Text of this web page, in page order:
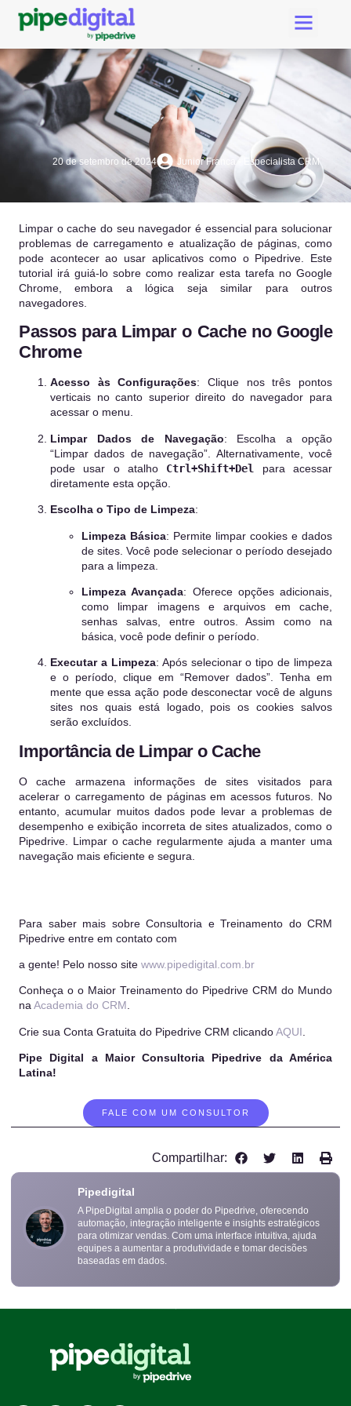
20 de setembro de 2024 Junior Franca - Especialista CRM
Limpar o cache do seu navegador é essencial para solucionar
problemas de carregamento e atualização de páginas, como
pode acontecer ao usar aplicativos como o Pipedrive. Este
tutorial irá guiá-lo sobre como realizar esta tarefa no Google
Chrome, embora a lógica seja similar para outros
navegadores.
Passos para Limpar o Cache no Google
Chrome
Acesso às Configurações: Clique nos três pontos
verticais no canto superior direito do navegador para
acessar o menu.
Limpar Dados de Navegação: Escolha a opção
“Limpar dados de navegação”. Alternativamente, você
pode usar o atalho Ctrl+Shift+Del
para acessar
diretamente esta opção.
Escolha o Tipo de Limpeza:
Limpeza Básica: Permite limpar cookies e dados
de sites. Você pode selecionar o período desejado
para a limpeza.
Limpeza Avançada: Oferece opções adicionais,
como limpar imagens e arquivos em cache,
senhas salvas, entre outros. Assim como na
básica, você pode definir o período.
Executar a Limpeza: Após selecionar o tipo de limpeza
e o período, clique em “Remover dados”. Tenha em
mente que essa ação pode desconectar você de alguns
sites nos quais está logado, pois os cookies salvos
serão excluídos.
Importância de Limpar o Cache
O cache armazena informações de sites visitados para
acelerar o carregamento de páginas em acessos futuros. No
entanto, acumular muitos dados pode levar a problemas de
desempenho e exibição incorreta de sites atualizados, como o
Pipedrive. Limpar o cache regularmente ajuda a manter uma
navegação mais eficiente e segura.
Para saber mais sobre Consultoria e Treinamento do CRM
Pipedrive entre em contato com
a gente! Pelo nosso site www.pipedigital.com.br
Conheça o o Maior Treinamento do Pipedrive CRM do Mundo
naAcademia do CRM.
Crie sua Conta Gratuita do Pipedrive CRM clicandoAQUI
Pipe Digital a Maior Consultoria Pipedrive da América
Latina!
FALE COM UM CONSULTOR
Compartilhar:
Pipedigital
A PipeDigital amplia o poder do Pipedrive, oferecendo
automação, integração inteligente e insights estratégicos
para otimizar vendas. Com uma interface intuitiva, ajuda
equipes a aumentar a produtividade e tomar decisões
baseadas em dados.